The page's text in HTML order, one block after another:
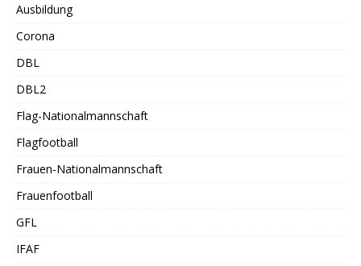
Ausbildung
Corona
DBL
DBL2
Flag-Nationalmannschaft
Flagfootball
Frauen-Nationalmannschaft
Frauenfootball
GFL
IFAF